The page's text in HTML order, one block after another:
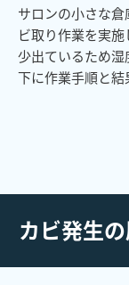
サロンの小さな
ビ取り作業を実
少出ているため
下に作業手順と結
カビ発生